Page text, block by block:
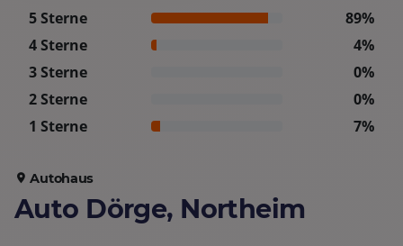
5 Sterne
89%
4 Sterne
4%
3 Sterne
0%
2 Sterne
0%
1 Sterne
7%
Autohaus
Auto Dörge, Northeim